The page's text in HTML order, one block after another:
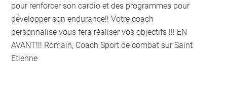
pour renforcer son cardio et des programmes pour
développer son endurance!! Votre coach
personnalisé vous fera réaliser vos objectifs !!! EN
AVANT!!! Romain, Coach Sport de combat sur Saint
Etienne